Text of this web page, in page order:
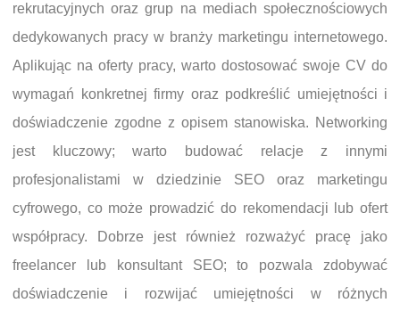
rekrutacyjnych oraz grup na mediach społecznościowych
dedykowanych pracy w branży marketingu internetowego.
Aplikując na oferty pracy, warto dostosować swoje CV do
wymagań konkretnej firmy oraz podkreślić umiejętności i
doświadczenie zgodne z opisem stanowiska. Networking
jest kluczowy; warto budować relacje z innymi
profesjonalistami w dziedzinie SEO oraz marketingu
cyfrowego, co może prowadzić do rekomendacji lub ofert
współpracy. Dobrze jest również rozważyć pracę jako
freelancer lub konsultant SEO; to pozwala zdobywać
doświadczenie i rozwijać umiejętności w różnych